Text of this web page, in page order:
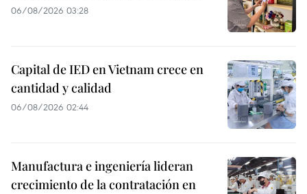
06/08/2026 03:28
Capital de IED en Vietnam crece en
cantidad y calidad
06/08/2026 02:44
Manufactura e ingeniería lideran
crecimiento de la contratación en